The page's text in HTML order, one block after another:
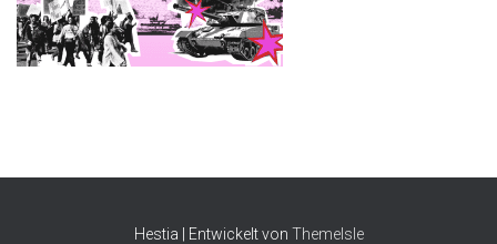
Hestia | Entwickelt von ThemeIsle